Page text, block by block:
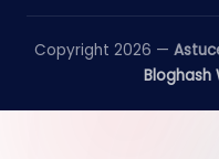
Copyright 2026 —
Bloghash